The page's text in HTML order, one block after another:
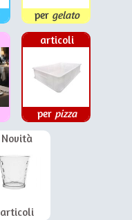
per gelato
articoli
per pizza
Novità
articoli